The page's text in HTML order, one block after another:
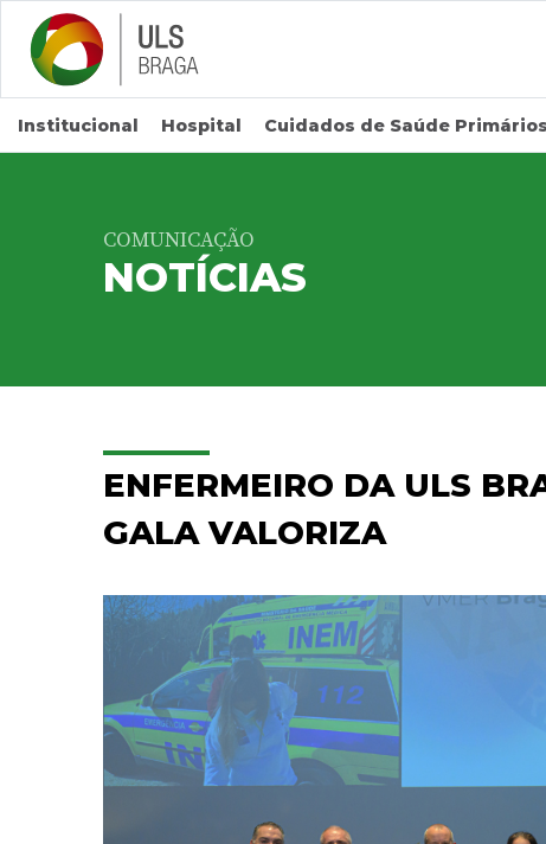
Saltar para conteúdo principal
Institucional Hospital Cuidados de Saúde Primários
COMUNICAÇÃO
NOTÍCIAS
ENFERMEIRO DA ULS
GALA VALORIZA